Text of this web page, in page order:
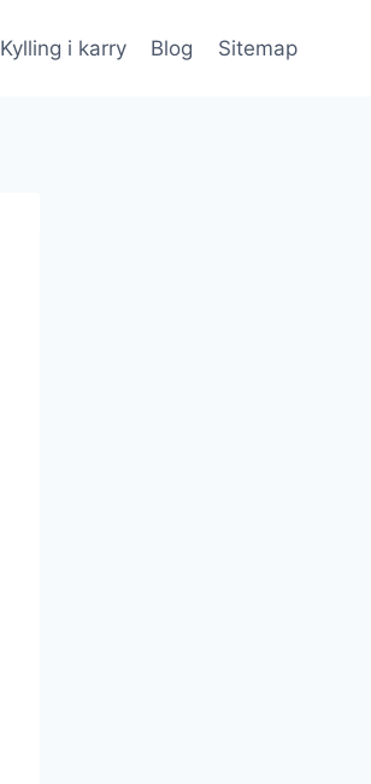
Kylling i karry Blog Sitemap